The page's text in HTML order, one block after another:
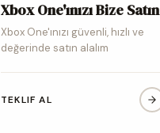
Xbox One'ınızı Bize Satın
Xbox One'ınızı güvenli, hızlı ve
değerinde satın alalım
TEKLIF AL